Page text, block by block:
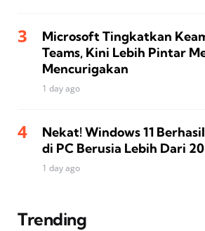
Microsoft Tingkatkan
Teams, Kini Lebih Pintar
Mencurigakan
1 day ago
Nekat! Windows 11
di PC Berusia Lebih Dari
1 day ago
Trending